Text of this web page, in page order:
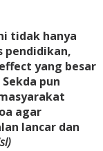
tidak hanya
pendidikan,
yang besar
pun
agar
lancar dan